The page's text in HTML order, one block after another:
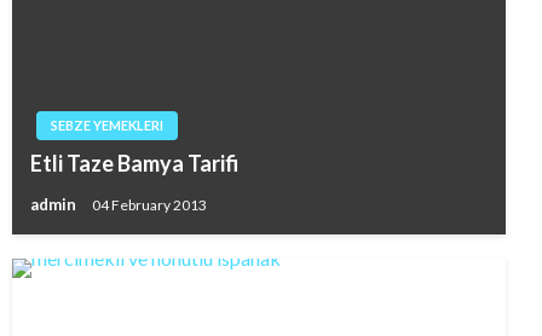
SEBZE YEMEKLERI
Etli Taze Bamya Tarifi
admin 04 February 2013